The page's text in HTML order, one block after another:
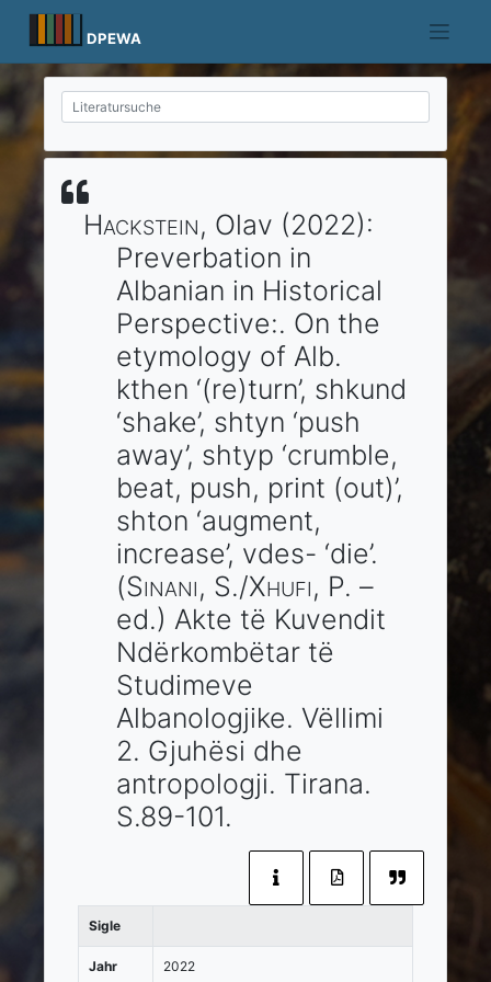
content
DPEWA
Hackstein, Olav (2022):
Preverbation in
Albanian in Historical
Perspective:. On the
etymology of Alb.
kthen ‘(re)turn’, shkund
‘shake’, shtyn ‘push
away’, shtyp ‘crumble,
beat, push, print (out)’,
shton ‘augment,
increase’, vdes- ‘die’.
(Sinani, S./Xhufi, P. –
ed.) Akte të Kuvendit
Ndërkombëtar të
Studimeve
Albanologjike. Vëllimi
2. Gjuhësi dhe
antropologji. Tirana.
S.89-101.
Sigle
Jahr 2022